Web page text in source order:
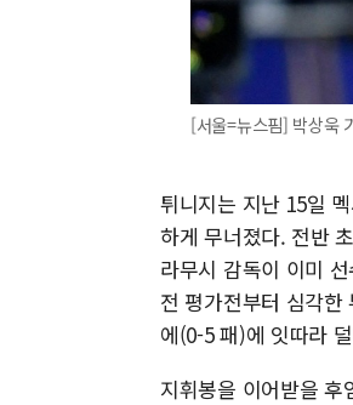
[서울=뉴스핌] 박상
튀니지는 지난 15일
하게 무너졌다. 전반
라무시 감독이 이미
전 평가전부터 심각
에(0-5 패)에 잇따라
지휘봉을 이어받을